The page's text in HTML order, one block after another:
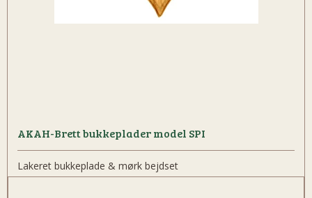
AKAH-Brett bukkeplader model SPI
Lakeret bukkeplade & mørk bejdset